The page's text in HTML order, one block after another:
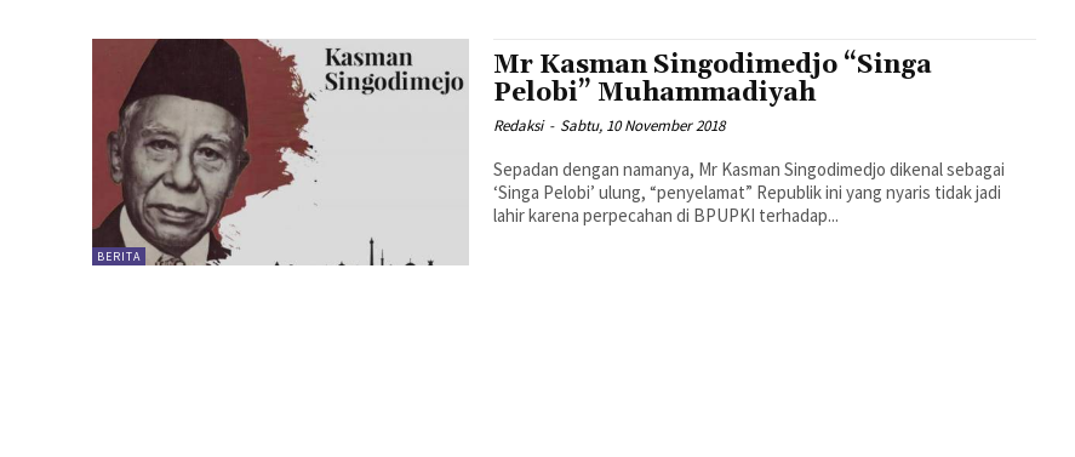
BERITA
Mr Kasman Singodimedjo “Singa
Pelobi” Muhammadiyah
Redaksi - Sabtu, 10 November 2018
Sepadan dengan namanya, Mr Kasman Singodimedjo dikenal sebagai
‘Singa Pelobi’ ulung, “penyelamat” Republik ini yang nyaris tidak jadi
lahir karena perpecahan di BPUPKI terhadap...